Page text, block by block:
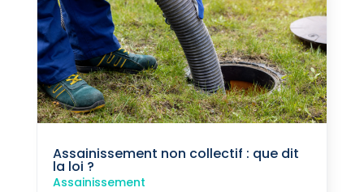
Assainissement non collectif : que dit
la loi ?
Assainissement